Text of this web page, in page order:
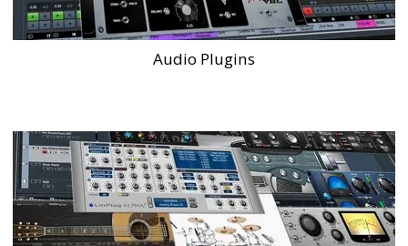
Audio Plugins